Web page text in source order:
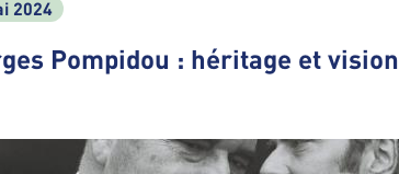
2024
Pompidou : héritage et vision